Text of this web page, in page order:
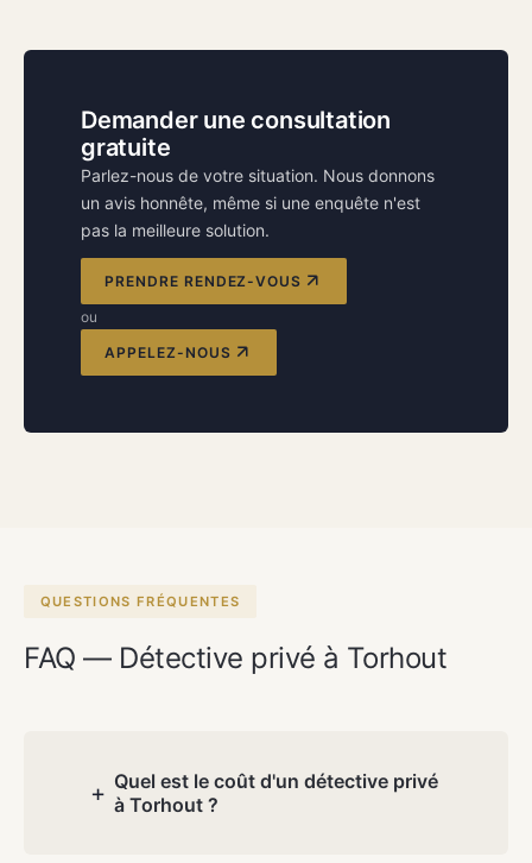
Demander une consultation
gratuite
Parlez-nous de votre situation. Nous donnons
un avis honnête, même si une enquête n'est
pas la meilleure solution.
PRENDRE RENDEZ-VOUS
ou
APPELEZ-NOUS
QUESTIONS FRÉQUENTES
FAQ — Détective privé à Torhout
Quel est le coût d'un détective privé
à Torhout ?
+